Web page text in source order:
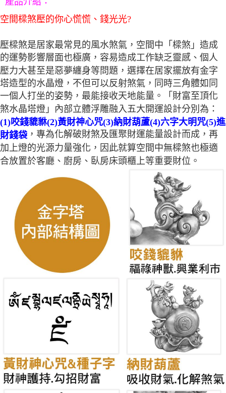
空間樑煞壓的你心慌慌、錢光光?
壓樑煞是居家最常見的風水煞氣，空間中「樑煞」造成
的運勢影響層面也極廣，容易造成工作缺乏靈感、個人
壓力大甚至是惡夢纏身等問題，選擇在居家擺放有金字
塔造型的水晶燈，不但可以反射煞氣，同時三角體如同
一個人打坐的姿勢，最能接收天地能量。「財富至頂化
煞水晶塔燈」內部立體浮雕融入五大開運設計分別為：
(1)咬錢貔貅(2)黃財神心咒(3)納財葫蘆(4)六字大明咒(5)進
財錢袋 ，專為化解破財煞及匯聚財運能量設計而成，再
加上燈的光源力量強化，因此就算空間中無樑煞也極適
合放置於客廳、廚房、臥房床頭櫃上等重要財位。